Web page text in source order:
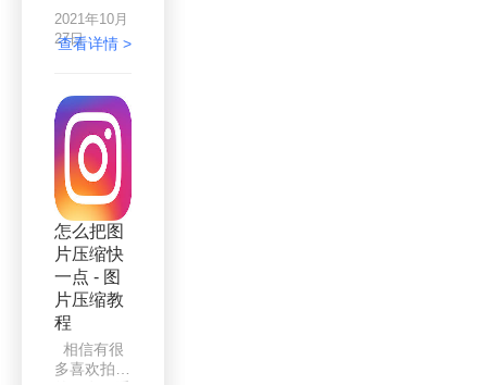
大小限制
的，不仅是
图片，其他
定的体积就
会限制发
送，所以，
我们一般都
不会直接发
送太大的文
件，一般都
会将其打包
压缩，然后
再发送，那
么压
况。图片如
何压缩大
缩法？其
实，想要得
到高质量压
缩图片，可
以采用压缩
图片工具，
非常方便，
非常实用。
为什么？比
如说，使用
PS就能获
得高质量的
压缩图片。
但是，PS
的操作步骤
2021年10月
27日
查看详情 >
怎么把图
片压缩快
一点 - 图
片压缩教
程
相信有很
多喜欢拍照